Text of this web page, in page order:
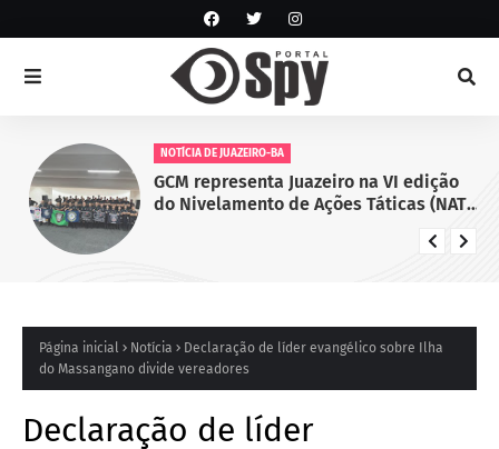
NOTÍCIA DE JUAZEIRO-BA
GCM representa Juazeiro na VI edição
do Nivelamento de Ações Táticas (NAT-
Página inicial Notícia
Declaração de líder evangélico sobre Ilha
do Massangano divide vereadores
Declaração de líder